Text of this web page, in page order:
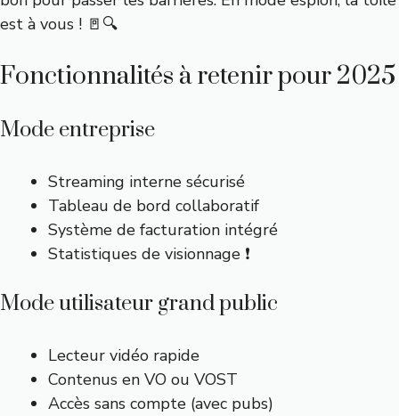
est à vous ! 🚪🔍
Fonctionnalités à retenir pour 2025
Mode entreprise
Streaming interne sécurisé
Tableau de bord collaboratif
Système de facturation intégré
Statistiques de visionnage ❗
Mode utilisateur grand public
Lecteur vidéo rapide
Contenus en VO ou VOST
Accès sans compte (avec pubs)